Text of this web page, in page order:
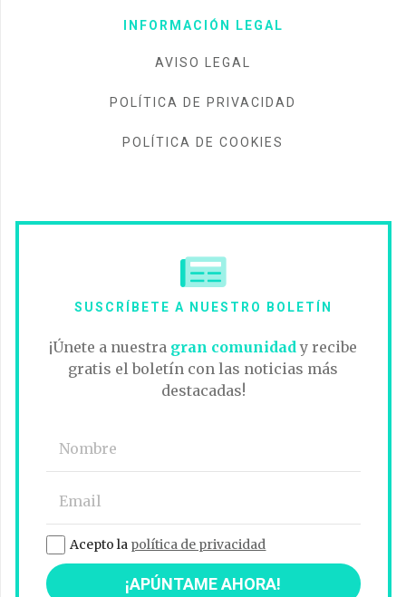
INFORMACIÓN LEGAL
AVISO LEGAL
POLÍTICA DE PRIVACIDAD
POLÍTICA DE COOKIES
SUSCRÍBETE A NUESTRO BOLETÍN
¡Únete a nuestra gran comunidad y recibe
gratis el boletín con las noticias más
destacadas!
Acepto la política de privacidad